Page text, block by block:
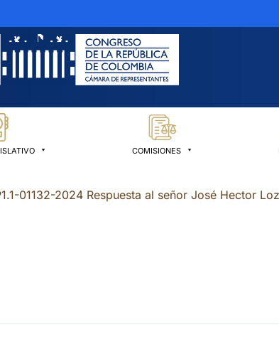
COMISIONES
01132-2024 Respuesta al señor José Hector